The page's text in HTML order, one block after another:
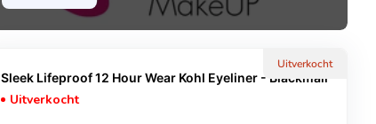
Uitverkocht
Sleek Lifeproof 12 Hour Wear Kohl Eyeliner - Blackmail
Uitverkocht